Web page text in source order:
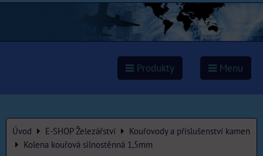
Produkty Menu
Úvod E-SHOP Železářství
Kouřovody a příslušenství kamen
Kolena kouřová silnostěnná 1,5mm